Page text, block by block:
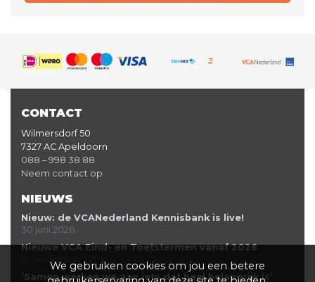
CONTACT
Wilmersdorf 50
7327 AC Apeldoorn
088 – 998 38 88
Neem contact op
NIEUWS
Nieuw: de VCANederland Kennisbank is live!
30 juni 2026
Nieuwe VCA Eind- en Toetstermen vanaf 2026
19 december 2025
‘Samen werken we aan iets dat heel belangrijk is’
We gebruiken cookies om jou een betere